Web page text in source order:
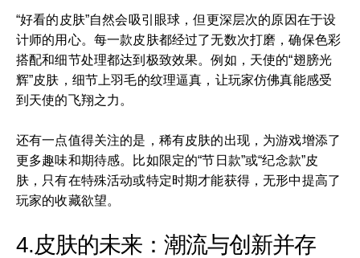
“好看的皮肤”自然会吸引眼球，但更深层次的原因在于设
计师的用心。每一款皮肤都经过了无数次打磨，确保色彩
搭配和细节处理都达到极致效果。例如，天使的“翅膀光
辉”皮肤，细节上羽毛的纹理逼真，让玩家仿佛真能感受
到天使的飞翔之力。
还有一点值得关注的是，稀有皮肤的出现，为游戏增添了
更多趣味和期待感。比如限定的“节日款”或“纪念款”皮
肤，只有在特殊活动或特定时期才能获得，无形中提高了
玩家的收藏欲望。
4.皮肤的未来：潮流与创新并存